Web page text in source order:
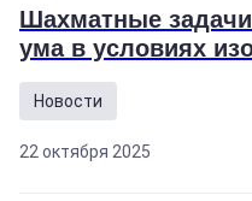
Шахматные
ума в условиях
Новости
22 октября 2025